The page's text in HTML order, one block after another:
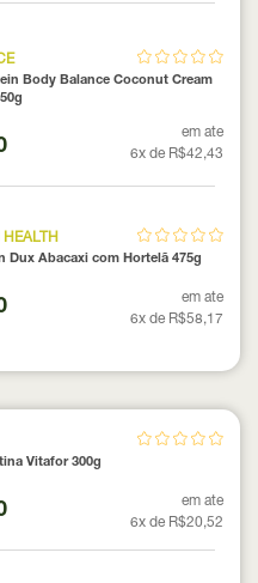
Body Balance Coconut Cream
em ate
6x de R$42,43
Dux Abacaxi com Hortelã 475g
em ate
6x de R$58,17
Vitafor 300g
em ate
6x de R$20,52